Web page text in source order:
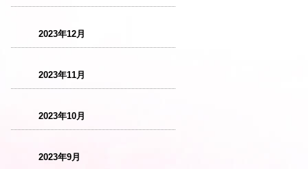
2023年12月
2023年11月
2023年10月
2023年9月